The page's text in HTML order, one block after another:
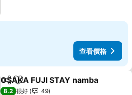
查看價格
分享 放到收藏夾
OSAKA FUJI STAY namba
8.2 很好
49